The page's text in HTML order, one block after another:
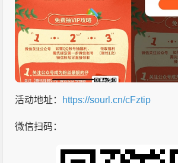
活动地址： https://sourl.cn/cFztip
微信扫码：